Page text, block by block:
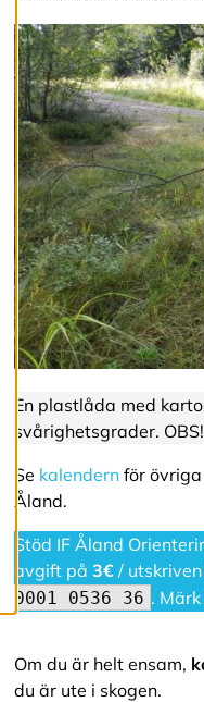
A
v
v
i
s
a
a
l
l
a
A
c
c
e
t
e
a
a
l
l
a
c
o
o
e
s
En plastlåda med
svårighetsgrader.
Se kalendernför övriga
Åland.
Stöd IF Åland
avgift på 3€/
0001 0536 36 .
Om du är helt ensam,
du är ute i skogen.